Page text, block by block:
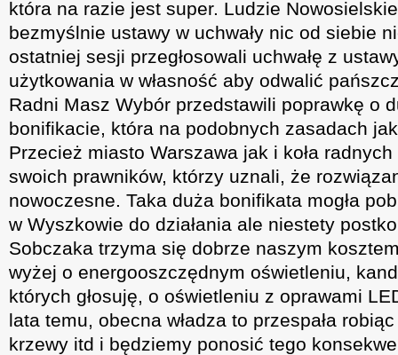
która na razie jest super. Ludzie
bezmyślnie ustawy w uchwały nic od siebie
ostatniej sesji przegłosowali uchwałę z
użytkowania w własność aby odwalić
Radni Masz Wybór przedstawili poprawkę o
bonifikacie, która na podobnych zasadach
Przecież miasto Warszawa jak i koła
swoich prawników, którzy uznali, że
nowoczesne. Taka duża bonifikata mogła
w Wyszkowie do działania ale niestety
Sobczaka trzyma się dobrze naszym
wyżej o energooszczędnym oświetleniu,
których głosuję, o oświetleniu z oprawami
lata temu, obecna władza to przespała
krzewy itd i będziemy ponosić tego